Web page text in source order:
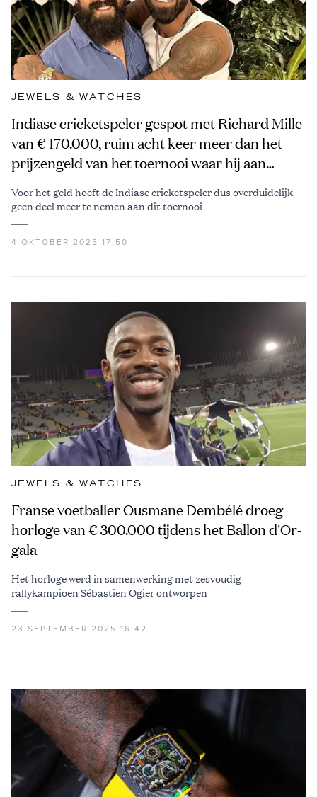
JEWELS & WATCHES
Indiase cricketspeler gespot met Richard Mille
van € 170.000, ruim acht keer meer dan het
prijzengeld van het toernooi waar hij aan
Voor het geld hoeft de Indiase cricketspeler dus overduidelijk
geen deel meer te nemen aan dit toernooi
4 OKTOBER 2025 17:50
JEWELS & WATCHES
Franse voetballer Ousmane Dembélé droeg
horloge van € 300.000 tijdens het Ballon d'Or-
gala
Het horloge werd in samenwerking met zesvoudig
rallykampioen Sébastien Ogier ontworpen
23 SEPTEMBER 2025 16:42